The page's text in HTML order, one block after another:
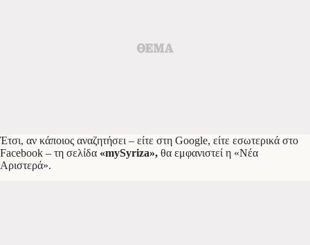
Έτσι, αν κάποιος αναζητήσει – είτε στη Google, είτε εσωτερικά στο
Facebook – τη σελίδα «mySyriza», θα εμφανιστεί η «Νέα
Αριστερά».